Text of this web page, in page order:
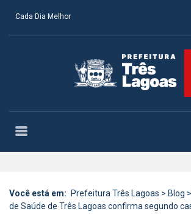
Cada Dia Melhor
Você está em: Prefeitura Três Lagoas > Blog >
de Saúde de Três Lagoas confirma segundo